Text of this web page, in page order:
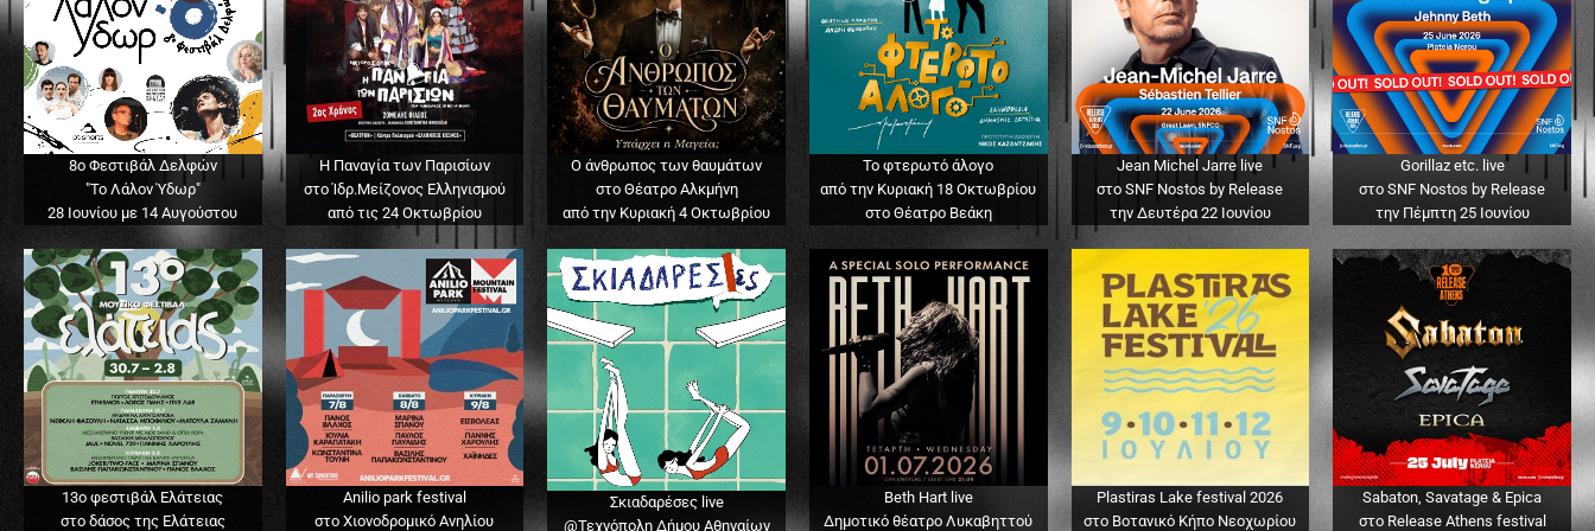
8ο Φεστιβάλ Δελφών
"Το Λάλον Ύδωρ"
28 Ιουνίου με 14 Αυγούστου
Η Παναγία των Παρισίων
στο Ίδρ.Μείζονος Ελληνισμού
από τις 24 Οκτωβρίου
Ο άνθρωπος των θαυμάτων
στο Θέατρο Αλκμήνη
από την Κυριακή 4 Οκτωβρίου
Το φτερωτό άλογο
από την Κυριακή 18 Οκτωβρίου
στο Θέατρο Βεάκη
Jean Michel Jarre live
στο SNF Nostos by Release
την Δευτέρα 22 Ιουνίου
Gorillaz etc. live
στο SNF Nostos by Release
την Πέμπτη 25 Ιουνίου
13o φεστιβάλ Ελάτειας
στο δάσος της Ελάτειας
Anilio park festival
στο Χιονοδρομικό Ανηλίου
Σκιαδαρέσες live
@Τεχνόπολη Δήμου Αθηναίων
Beth Hart live
Δημοτικό θέατρο Λυκαβηττού
Plastiras Lake festival 2026
στο Βοτανικό Κήπο Νεοχωρίου
Sabaton, Savatage & Epica
στο Release Athens festival